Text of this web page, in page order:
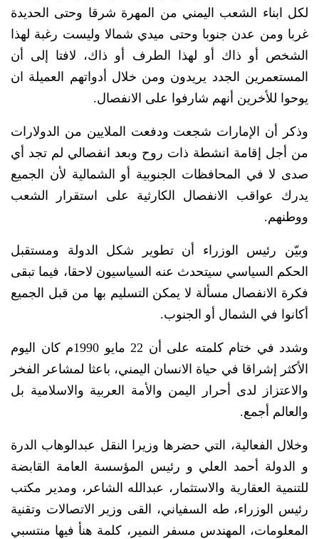
لكل ابناء الشعب اليمني من المهرة شرقا وحتى الحديدة
غربا ومن عدن جنوبا وحتى ميدي شمالا وليست رغبة لهذا
الشخص أو ذاك أو لهذا الطرف أو ذاك، لافتا إلى أن
المستعمرين الجدد يريدون ومن خلال أدواتهم العميلة ان
يوحوا للأخرين أنهم شارفوا على الانفصال.
وذكر أن الإمارات شجعت ودفعت الملايين من الدولارات
من أجل إقامة انشطة ذات روح وبعد انفصالي لم تجد أي
صدى لا في المحافظات الجنوبية أو الشمالية لأن الجميع
يدرك عواقب الانفصال الكارثية على استقرار الشعب
ووطنهم.
وبيّن رئيس الوزراء أن تطوير شكل الدولة ومستقبل
الحكم السياسي سيتحدث عنه السياسيون لاحقا، فيما تبقى
فكرة الانفصال مسألة لا يمكن التسليم بها من قبل الجميع
أكانوا في الشمال أو الجنوب.
وشدد في ختام كلمته على أن 22 مايو 1990م كان اليوم
الأكثر إشراقا في حياة الانسان اليمني، باعثا لمشاعر الفخر
والاعتزاز لدى أحرار اليمن والأمة العربية والاسلامية بل
والعالم أجمع.
وخلال الفعالية، التي حضرها وزيرا النقل عبدالوهاب الدرة
و الدولة أحمد العلي و رئيس المؤسسة العامة القابضة
للتنمية العقارية والاستثمار، عبدالله الشاعر، ومدير مكتب
رئيس الوزراء، طه السفياني، القى وزير الاتصالات وتقنية
المعلومات، المهندس مسفر النمير، كلمة هنأ فيها منتسبي